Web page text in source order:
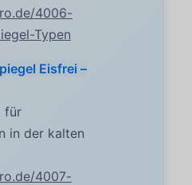
4006-
Typen
Eisfrei –
für
in der kalten
4007-